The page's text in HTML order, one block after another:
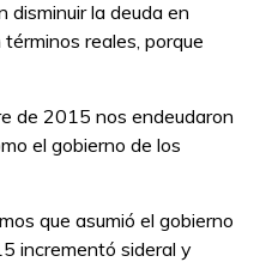
disminuir la deuda en
reales, porque
de 2015 nos endeudaron
el gobierno de los
que asumió el gobierno
incrementó sideral y